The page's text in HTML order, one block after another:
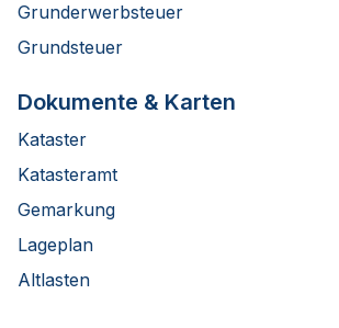
Grunderwerbsteuer
Grundsteuer
Dokumente & Karten
Kataster
Katasteramt
Gemarkung
Lageplan
Altlasten